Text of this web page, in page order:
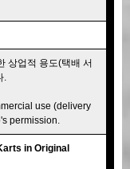
상업적 용도(택배 서
use (delivery
permission.
in Original